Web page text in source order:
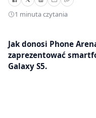
1 minuta czytania
Jak donosi Phone
zaprezentować
Galaxy S5.